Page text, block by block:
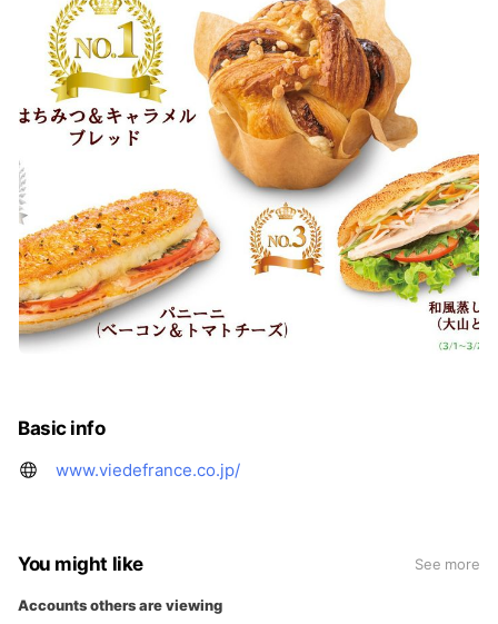
Basic info
www.viedefrance.co.jp/
You might like See more
Accounts others are viewing